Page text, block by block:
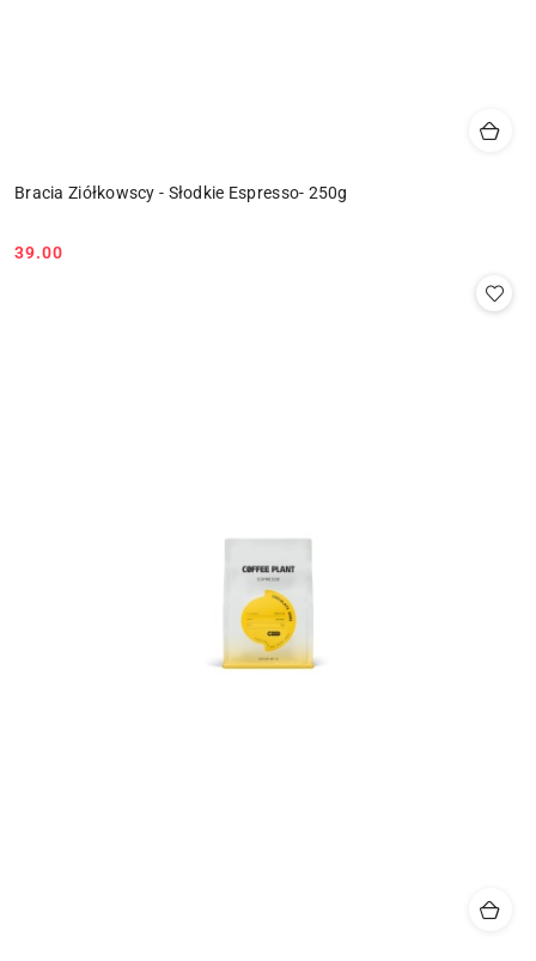
Bracia Ziółkowscy - Słodkie Espresso- 250g
Cena:
39.00